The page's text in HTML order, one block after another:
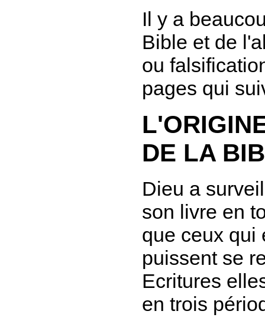
Il y a
Bible et de
ou
pages qui
DE LA
Dieu a
son livre en
que ceux qui
puissent se
Ecritures
en trois